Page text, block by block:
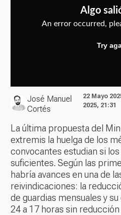
José Manuel
Cortés
22 Mayo
2025, 21:31
La última propuesta del
extremis la huelga de los
convocantes estudian si
suficientes. Según las
habría avances en una de
reivindicaciones: la
de guardias mensuales y
24 a 17 horas sin reducción